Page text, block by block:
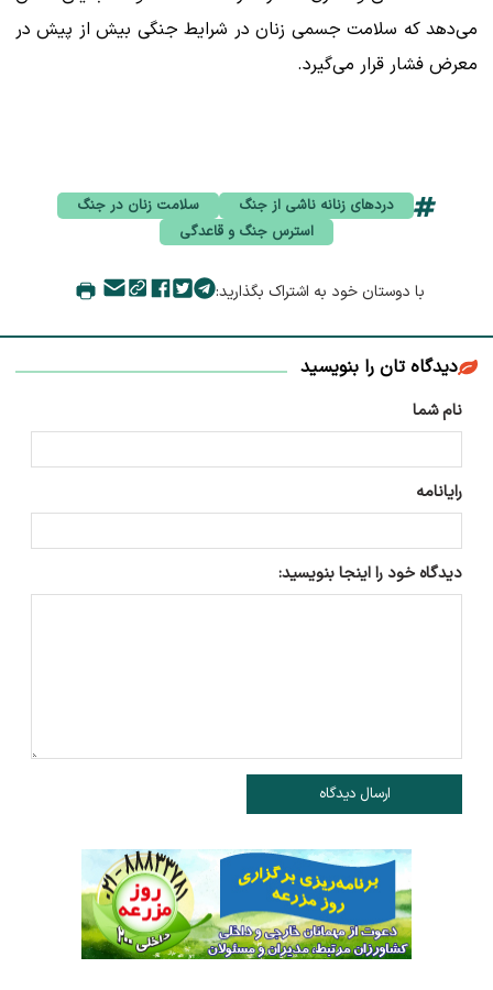
می‌دهد که سلامت جسمی زنان در شرایط جنگی بیش از پیش در
معرض فشار قرار می‌گیرد.
دردهای زنانه ناشی از جنگ
سلامت زنان در جنگ
استرس جنگ و قاعدگی
با دوستان خود به اشتراک بگذارید:
دیدگاه تان را بنویسید
نام شما
رایانامه
دیدگاه خود را اینجا بنویسید:
ارسال دیدگاه